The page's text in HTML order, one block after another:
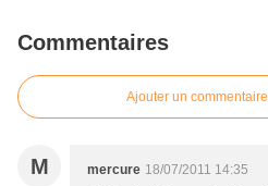
Commentaires
Ajouter un commentaire
M mercure 18/07/2011 14:35